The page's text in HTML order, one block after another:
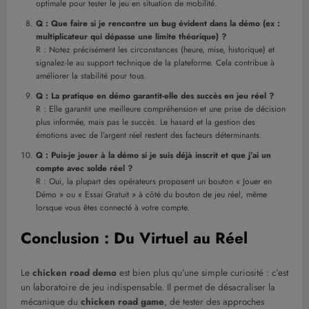
optimale pour tester le jeu en situation de mobilité.
Q : Que faire si je rencontre un bug évident dans la démo (ex :
multiplicateur qui dépasse une limite théorique) ?
R : Notez précisément les circonstances (heure, mise, historique) et
signalez-le au support technique de la plateforme. Cela contribue à
améliorer la stabilité pour tous.
Q : La pratique en démo garantit-elle des succès en jeu réel ?
R : Elle garantit une meilleure compréhension et une prise de décision
plus informée, mais pas le succès. Le hasard et la gestion des
émotions avec de l’argent réel restent des facteurs déterminants.
Q : Puis-je jouer à la démo si je suis déjà inscrit et que j’ai un
compte avec solde réel ?
R : Oui, la plupart des opérateurs proposent un bouton « Jouer en
Démo » ou « Essai Gratuit » à côté du bouton de jeu réel, même
lorsque vous êtes connecté à votre compte.
Conclusion : Du Virtuel au Réel
Le chicken road demo est bien plus qu’une simple curiosité : c’est
un laboratoire de jeu indispensable. Il permet de désacraliser la
mécanique du chicken road game, de tester des approches